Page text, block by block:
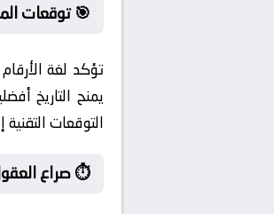
🎯 توقعات
تؤكد لغة
يمنح التاريخ
التوقعات
⏱️ صراع